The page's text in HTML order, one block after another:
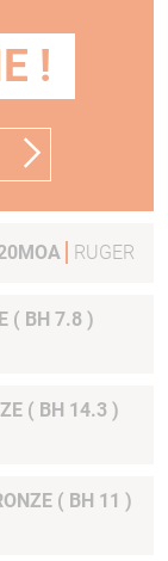
!
RUGER
( BH 7.8 )
( BH 14.3 )
( BH 11 )